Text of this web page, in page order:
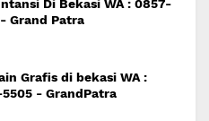
Di Bekasi WA : 0857-
Grand Patra
Grafis di bekasi WA :
- GrandPatra